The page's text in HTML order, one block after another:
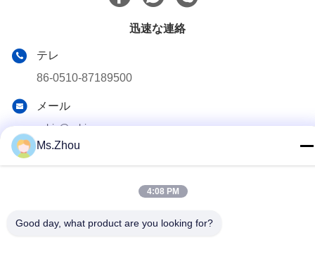
迅速な連絡
テレ
86-0510-87189500
メール
yxhjc@yxhjc.com
プライバシーポリシー |地図
Ms.Zhou
4:08 PM
Good day, what product are you looking for?